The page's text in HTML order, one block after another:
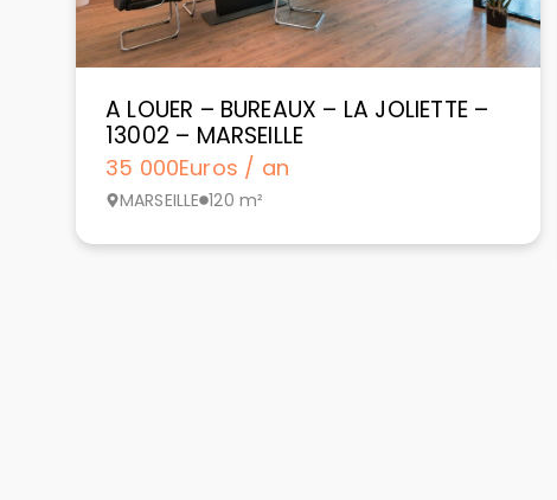
A LOUER – BUREAUX – LA JOLIETTE –
13002 – MARSEILLE
35 000Euros / an
MARSEILLE 120 m²